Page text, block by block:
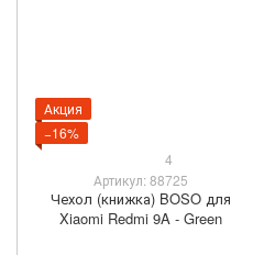
Акция
−16%
4
Артикул: 88725
Чехол (книжка) BOSO для
Xiaomi Redmi 9A - Green